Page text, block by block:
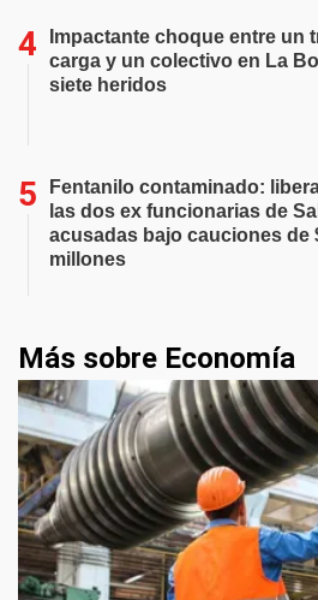
Impactante choque entre un
carga y un colectivo en La
siete heridos
Fentanilo contaminado:
las dos ex funcionarias de
acusadas bajo cauciones de
millones
Más sobre Economía